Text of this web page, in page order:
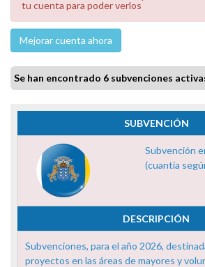
tu cuenta para poder verlos
Mejorar cuenta ahora
Se han encontrado 6 subvenciones
SUBVENCIÓN
Subvención
(cuantía
DESCRIPCIÓN
Subvenciones, para el año 2026,
proyectos en las áreas de mayores y